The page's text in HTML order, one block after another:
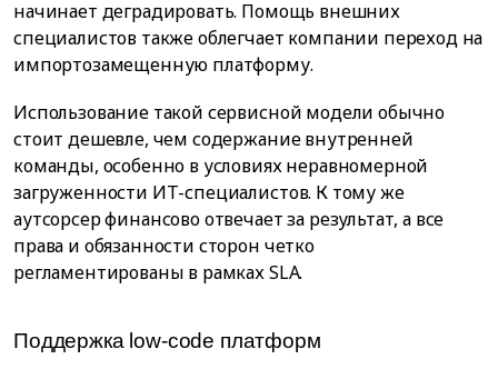
начинает деградировать. Помощь внешних
специалистов также облегчает компании переход на
импортозамещенную платформу.
Использование такой сервисной модели обычно
стоит дешевле, чем содержание внутренней
команды, особенно в условиях неравномерной
загруженности ИТ-специалистов. К тому же
аутсорсер финансово отвечает за результат, а все
права и обязанности сторон четко
регламентированы в рамках SLA.
Поддержка low-code платформ